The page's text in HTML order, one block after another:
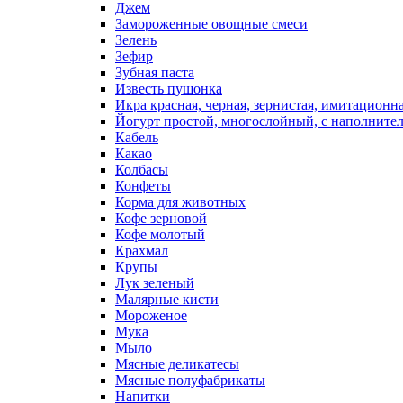
Джем
Замороженные овощные смеси
Зелень
Зефир
Зубная паста
Известь пушонка
Икра красная, черная, зернистая,
Йогурт простой, многослойный, с
Кабель
Какао
Колбасы
Конфеты
Корма для животных
Кофе зерновой
Кофе молотый
Крахмал
Крупы
Лук зеленый
Малярные кисти
Мороженое
Мука
Мыло
Мясные деликатесы
Мясные полуфабрикаты
Напитки